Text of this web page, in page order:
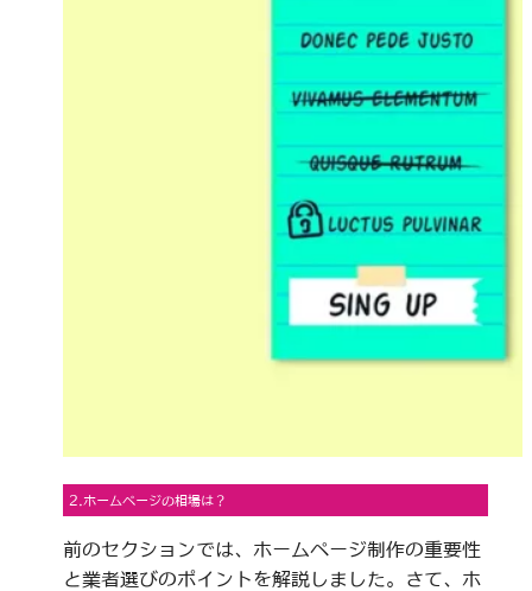
2.ホームページの相場は？
前のセクションでは、ホームページ制作の重要性
と業者選びのポイントを解説しました。さて、ホ